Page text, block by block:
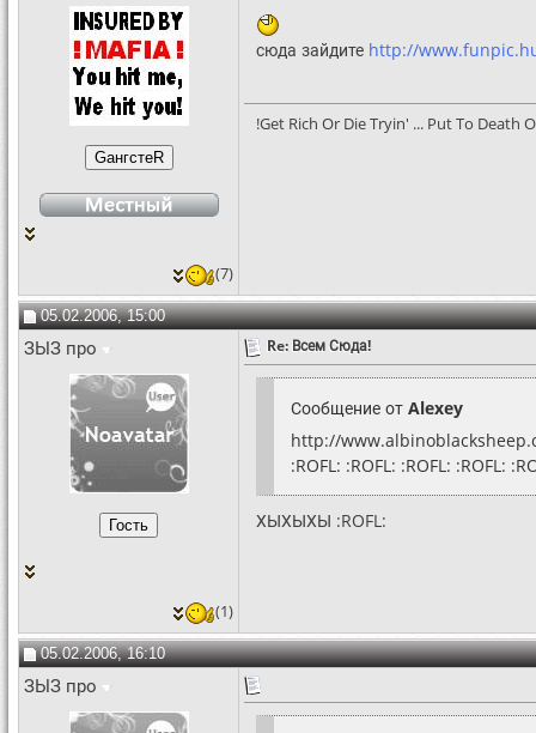
сюда зайдите http://
!Get Rich Or Die Tryin' ... Put To Death
(7)
05.02.2006, 15:00
ЗЫЗ про Re: Всем Сюда!
Сообщение от Alexey
http://
:ROFL: :ROFL: :ROFL: :ROFL:
ХЫХЫХЫ :ROFL:
(1)
05.02.2006, 16:10
ЗЫЗ про